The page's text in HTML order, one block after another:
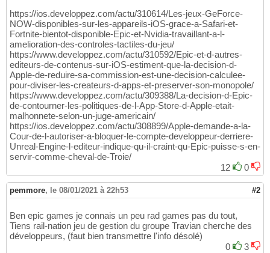
https://ios.developpez.com/actu/310614/Les-jeux-GeForce-
NOW-disponibles-sur-les-appareils-iOS-grace-a-Safari-et-
Fortnite-bientot-disponible-Epic-et-Nvidia-travaillant-a-l-
amelioration-des-controles-tactiles-du-jeu/
https://www.developpez.com/actu/310592/Epic-et-d-autres-
editeurs-de-contenus-sur-iOS-estiment-que-la-decision-d-
Apple-de-reduire-sa-commission-est-une-decision-calculee-
pour-diviser-les-createurs-d-apps-et-preserver-son-monopole/
https://www.developpez.com/actu/309388/La-decision-d-Epic-
de-contourner-les-politiques-de-l-App-Store-d-Apple-etait-
malhonnete-selon-un-juge-americain/
https://ios.developpez.com/actu/308899/Apple-demande-a-la-
Cour-de-l-autoriser-a-bloquer-le-compte-developpeur-derriere-
Unreal-Engine-l-editeur-indique-qu-il-craint-qu-Epic-puisse-s-en-
servir-comme-cheval-de-Troie/
12
0
pemmore, le 08/01/2021 à 22h53 #2
Ben epic games je connais un peu rad games pas du tout,
Tiens rail-nation jeu de gestion du groupe Travian cherche des
développeurs, (faut bien transmettre l'info désolé)
0
3